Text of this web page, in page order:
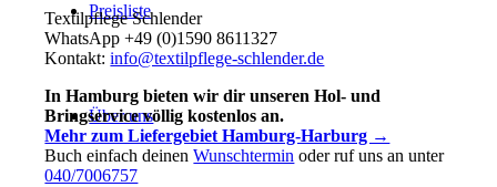
Preisliste
Über uns
Textilpflege Schlender
WhatsApp +49 (0)1590 8611327
Kontakt:info@textilpflege-schlender.de
In Hamburg bieten wir dir unseren Hol- und
Bringservice völlig kostenlos an.
Mehr zum Liefergebiet Hamburg-Harburg →
Buch einfach deinenWunschtermin oder ruf uns an unter
040/7006757